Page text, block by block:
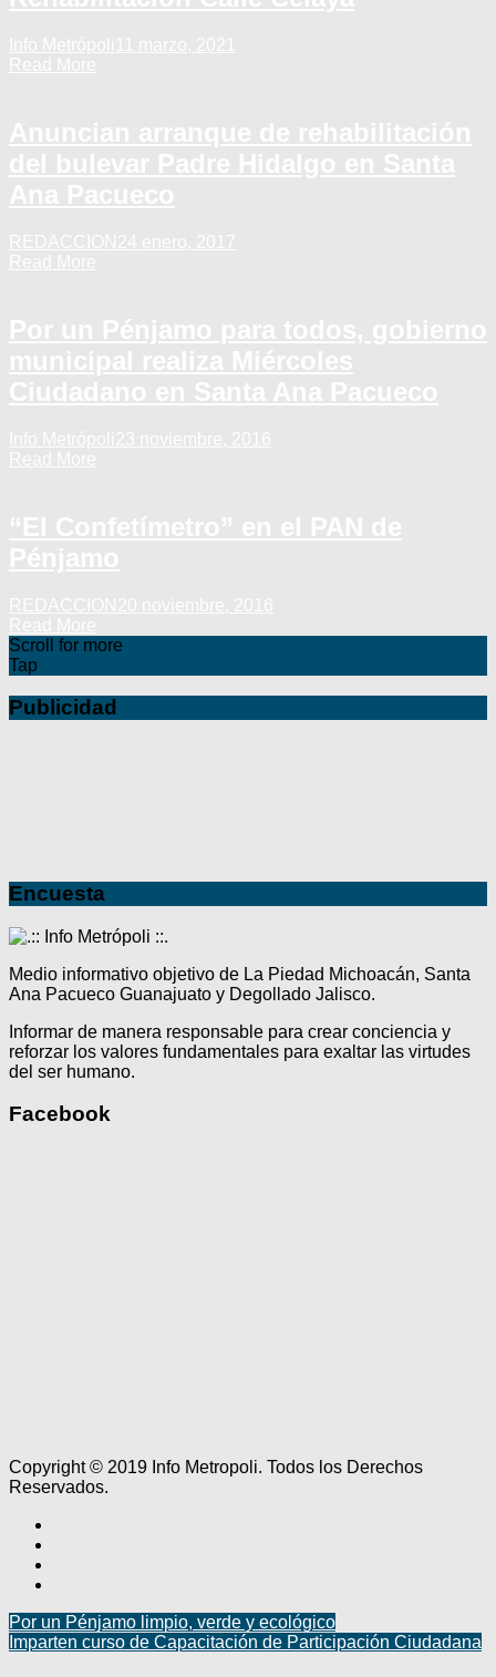
Scroll for more
Tap
Publicidad
Encuesta
Medio informativo objetivo de La Piedad Michoacán, Santa
Ana Pacueco Guanajuato y Degollado Jalisco.
Informar de manera responsable para crear conciencia y
reforzar los valores fundamentales para exaltar las virtudes
del ser humano.
Facebook
Copyright © 2019 Info Metropoli. Todos los Derechos
Reservados.
Por un Pénjamo limpio, verde y ecológico
Imparten curso de Capacitación de Participación Ciudadana